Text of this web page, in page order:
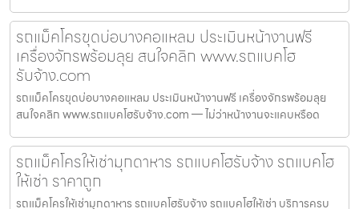
รถแม็คโครขุดบ่อบางคอแหลม ประเมินหน้างานฟรี
เครื่องจักรพร้อมลุย สนใจคลิก www.รถแบคโฮ
รับจ้าง.com
รถแม็คโครขุดบ่อบางคอแหลม ประเมินหน้างานฟรี เครื่องจักรพร้อมลุย
สนใจคลิก www.รถแบคโฮรับจ้าง.com — ไม่ว่าหน้างานจะแคบหรือด
รถแม็คโครให้เช่ามุกดาหาร รถแบคโฮรับจ้าง รถแบคโฮ
ให้เช่า ราคาถูก
รถแม็คโครให้เช่ามุกดาหาร รถแบคโฮรับจ้าง รถแบคโฮให้เช่า บริการครบ